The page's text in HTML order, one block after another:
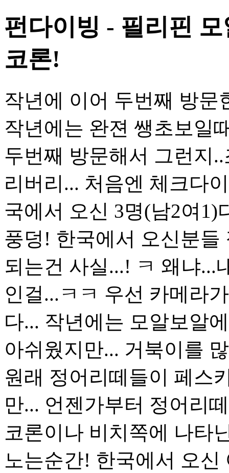
펀다이빙 - 필리핀
코론!
작년에 이어 두번째 방
작년에는 완젼 쌩초보일
두번째 방문해서 그런지
리버리... 처음엔 체크다
국에서 오신 3명(남2여1)
풍덩! 한국에서 오신분들
되는건 사실...! ㅋ 왜냐...
인걸...ㅋㅋ 우선 카메라
다... 작년에는 모알보알
아쉬웠지만... 거북이를
원래 정어리떼들이 페스
만... 언젠가부터 정어리
코론이나 비치쪽에 나타
노는순간! 한국에서 오